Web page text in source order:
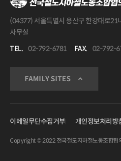
(04377) 서울특별시 용산구 한강대로21
사무실
TEL. 02-792-6781 FAX. 02-792-
FAMILY SITES
이메일무단수집거부 개인정보처리방
Copyright © 2022 전국철도지하철노동조합